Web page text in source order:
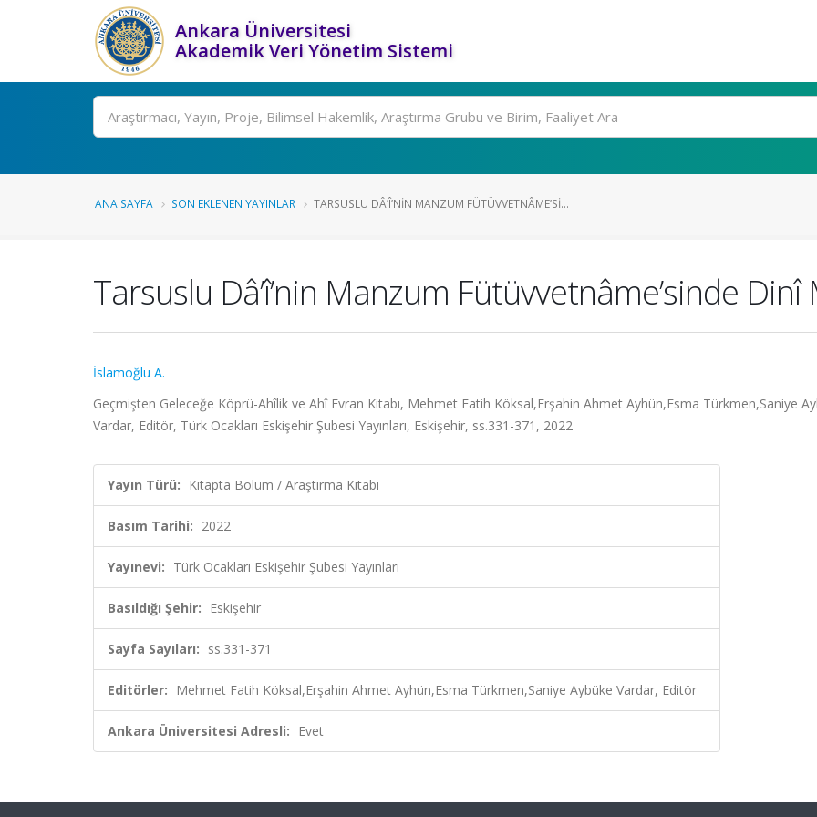
Ankara Üniversitesi
Akademik Veri Yönetim Sistemi
Ara
ANA SAYFA SON EKLENEN YAYINLAR TARSUSLU DÂ’Î’NIN MANZUM FÜTÜVVETNÂME’SI...
Tarsuslu Dâ’î’nin Manzum Fütüvvetnâme’sinde
İslamoğlu A.
Geçmişten Geleceğe Köprü-Ahîlik ve Ahî Evran Kitabı, Mehmet Fatih Köksal,Erşahin Ahmet Ayhün,Esma Türkmen,Saniye
Vardar, Editör, Türk Ocakları Eskişehir Şubesi Yayınları, Eskişehir, ss.331-371, 2022
Yayın Türü: Kitapta Bölüm / Araştırma Kitabı
Basım Tarihi: 2022
Yayınevi: Türk Ocakları Eskişehir Şubesi Yayınları
Basıldığı Şehir: Eskişehir
Sayfa Sayıları: ss.331-371
Editörler: Mehmet Fatih Köksal,Erşahin Ahmet Ayhün,Esma Türkmen,Saniye Aybüke Vardar, Editör
Ankara Üniversitesi Adresli: Evet